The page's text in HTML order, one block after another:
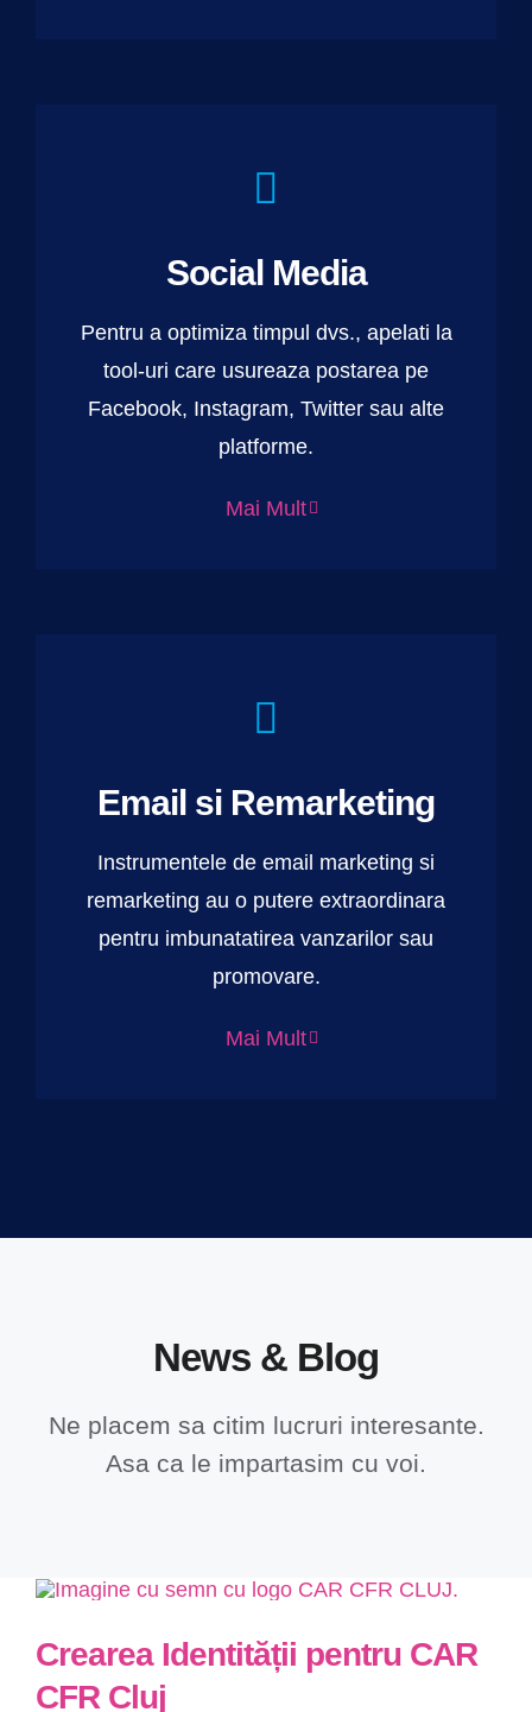
Social Media
Pentru a optimiza timpul dvs., apelati la
tool-uri care usureaza postarea pe
Facebook, Instagram, Twitter sau alte
platforme.
Mai Mult
Email si Remarketing
Instrumentele de email marketing si
remarketing au o putere extraordinara
pentru imbunatatirea vanzarilor sau
promovare.
Mai Mult
News & Blog
Ne placem sa citim lucruri interesante.
Asa ca le impartasim cu voi.
Crearea Identității pentru CAR
CFR Cluj